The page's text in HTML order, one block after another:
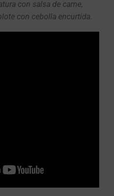
con salsa de carne,
con cebolla encurtida.